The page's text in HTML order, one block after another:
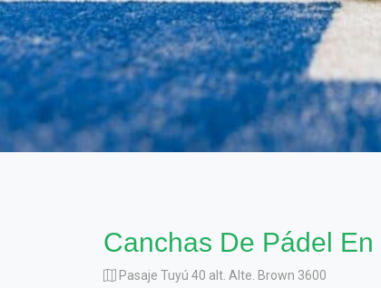
Canchas De Pádel
Pasaje Tuyú 40 alt. Alte. Brown 3600